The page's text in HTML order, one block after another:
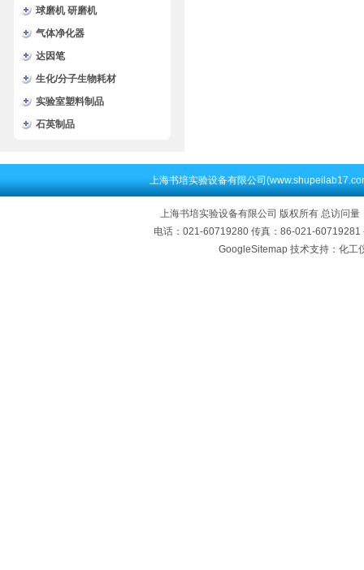
球磨机 研磨机
气体净化器
达因笔
生化/分子生物耗材
实验室塑料制品
石英制品
上海书培实验设备有限公司
上海书培实验设备有限公司 版权所有 总访问量
电话：021-60719280 传真：86-021-
GoogleSitemap技术支持：化工